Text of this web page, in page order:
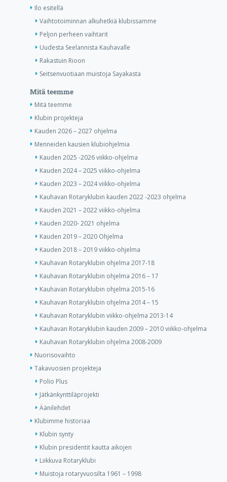
Ilo esitellä
Vaihtotoiminnan alkuhetkiä klubissamme
Peljon perheen vaihtarit
Uudesta Seelannista Kauhavalle
Rakastuin Rioon
Seitsenvuotiaan muistoja Sayakasta
Mitä teemme
Mitä teemme
Klubin projekteja
Kauden 2026 – 2027 ohjelma
Menneiden kausien klubiohjelmia
Kauden 2025 -2026 viikko-ohjelma
Kauden 2024 – 2025 viikko-ohjelma
Kauden 2023 – 2024 viikko-ohjelma
Kauhavan Rotaryklubin kauden 2022 -2023 ohjelma
Kauden 2021 – 2022 viikko-ohjelma
Kauden 2020- 2021 ohjelma
Kauden 2019 – 2020 Ohjelma
Kauden 2018 – 2019 viikko-ohjelma
Kauhavan Rotaryklubin ohjelma 2017-18
Kauhavan Rotaryklubin ohjelma 2016 – 17
Kauhavan Rotaryklubin ohjelma 2015-16
Kauhavan Rotaryklubin ohjelma 2014 – 15
Kauhavan Rotaryklubin viikko-ohjelma 2013-14
Kauhavan Rotaryklubin kauden 2009 – 2010 viikko-ohjelma
Kauhavan Rotaryklubin ohjelma 2008-2009
Nuorisovaihto
Takavuosien projekteja
Polio Plus
Jätkänkynttiläprojekti
Äänilehdet
Klubimme historiaa
Klubin synty
Klubin presidentit kautta aikojen
Liikkuva Rotaryklubi
Muistoja rotaryvuosilta 1961 – 1998